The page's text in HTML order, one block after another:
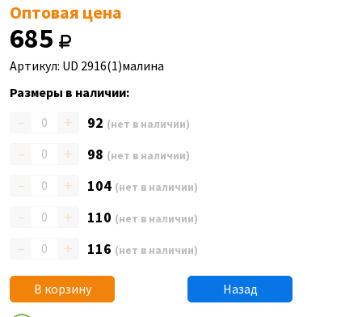
Оптовая цена
685
Артикул: UD 2916(1)малина
Размеры в наличии:
– + 92 (нет в наличии)
– + 98 (нет в наличии)
– + 104 (нет в наличии)
– + 110 (нет в наличии)
– + 116 (нет в наличии)
В корзину Назад